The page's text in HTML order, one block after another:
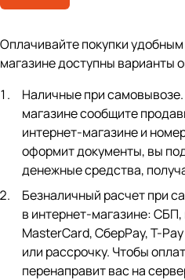
Оплачивайте покупки
магазине доступны варианты
Наличные при самовывозе.
магазине сообщите
интернет-магазине и
оформит документы, вы
денежные средства,
Безналичный расчет при
в интернет-магазине:
MasterCard, СберPay, Т-
или рассрочку. Чтобы
перенаправит вас на